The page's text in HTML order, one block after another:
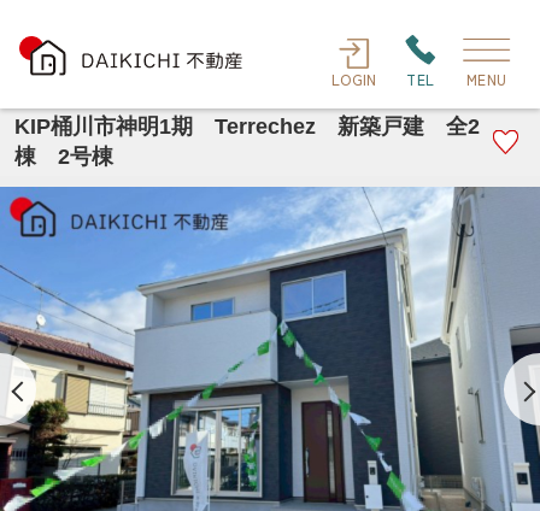
LOGIN TEL MENU
KIP桶川市神明1期 Terrechez 新築戸建 全2
棟 2号棟